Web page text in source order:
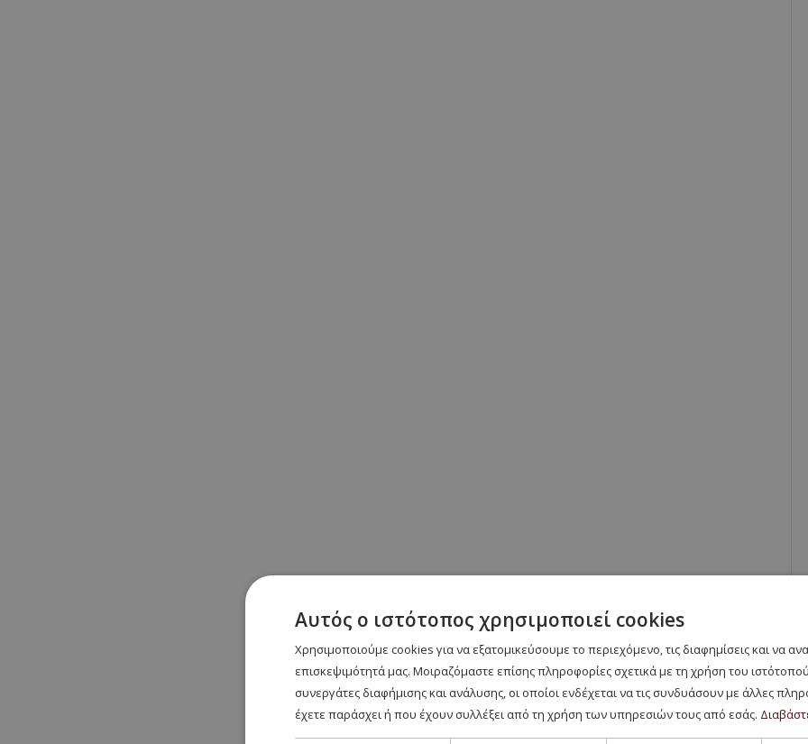
Αυτός ο ιστότοπος χρησιμοποιεί cookies
Χρησιμοποιούμε cookies για να εξατομικεύσουμε το περιεχόμενο, τις διαφημίσεις και να
επισκεψιμότητά μας. Μοιραζόμαστε επίσης πληροφορίες σχετικά με τη χρήση του
συνεργάτες διαφήμισης και ανάλυσης, οι οποίοι ενδέχεται να τις συνδυάσουν με άλλες
έχετε παράσχει ή που έχουν συλλέξει από τη χρήση των υπηρεσιών τους από εσάς.